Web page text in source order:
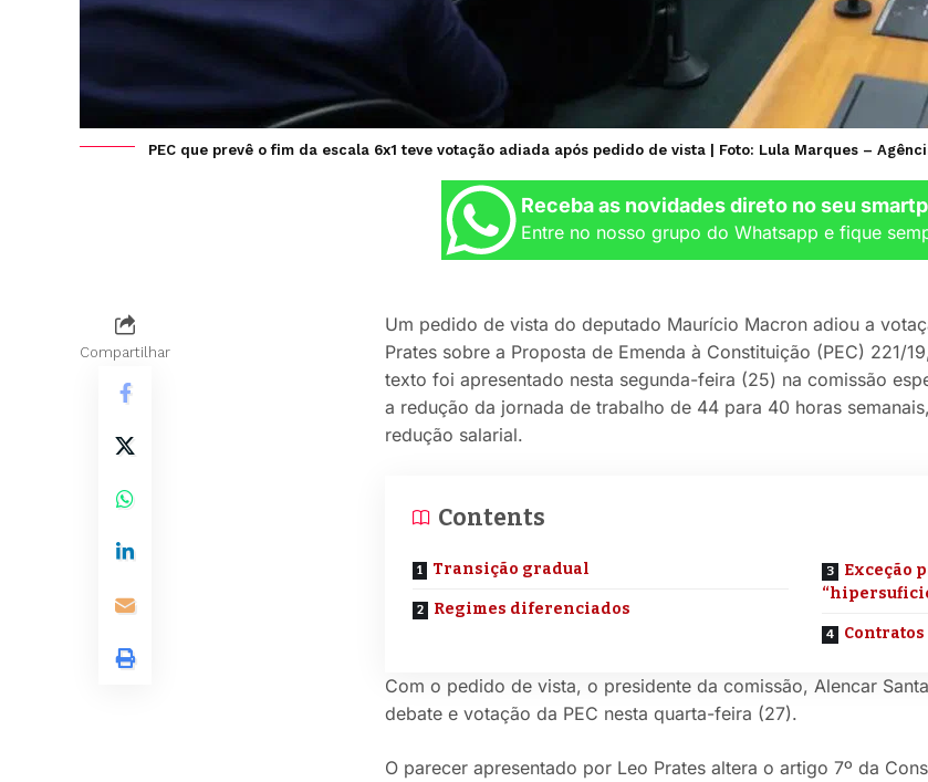
PEC que prevê o fim da escala 6x1 teve votação adiada após pedido de vista | Foto: Lula Marques –
Receba as novidades direto no seu
Entre no nosso grupo do Whatsapp e fique
Compartilhar
Um pedido de vista do deputado Maurício Macron adiou a
Prates sobre a Proposta de Emenda à Constituição (PEC) 221/
texto foi apresentado nesta segunda-feira (25) na comissão
a redução da jornada de trabalho de 44 para 40 horas
redução salarial.
Contents
Transição gradual
Regimes diferenciados
Exceção
Com o pedido de vista, o presidente da comissão, Alencar
debate e votação da PEC nesta quarta-feira (27).
O parecer apresentado por Leo Prates altera o artigo 7º da